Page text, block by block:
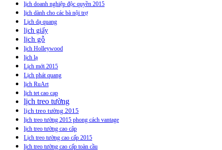
lịch doanh nghiệp độc quyền 2015
lịch dành cho các bà nội trợ
Lịch dạ quang
lịch giấy
lịch gỗ
lịch Holleywood
lịch lạ
Lịch mới 2015
Lịch phát quang
lịch RuArt
lịch tet cao cap
lịch treo tường
lịch treo tường 2015
lịch treo tường 2015 phong cách vantage
lịch treo tường cao câp
Lịch treo tường cao cấp 2015
lịch treo tường cao cấp toàn cầu